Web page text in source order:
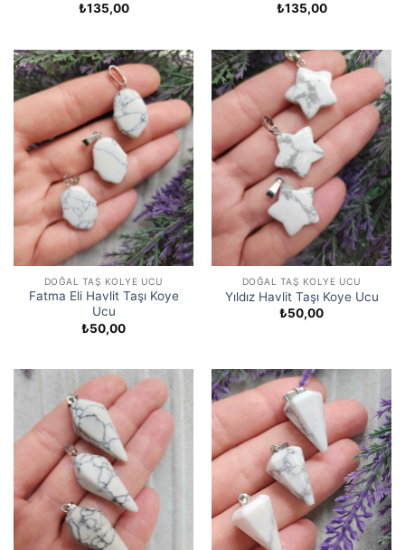
₺135,00
₺135,00
DOĞAL TAŞ KOLYE UCU
Fatma Eli Havlit Taşı Koye
Ucu
₺50,00
DOĞAL TAŞ KOLYE UCU
Yıldız Havlit Taşı Koye Ucu
₺50,00